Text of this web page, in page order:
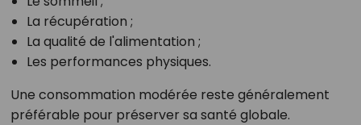
La récupération ;
La qualité de l'alimentation ;
Les performances physiques.
Une consommation modérée reste généralement
préférable pour préserver sa santé globale.